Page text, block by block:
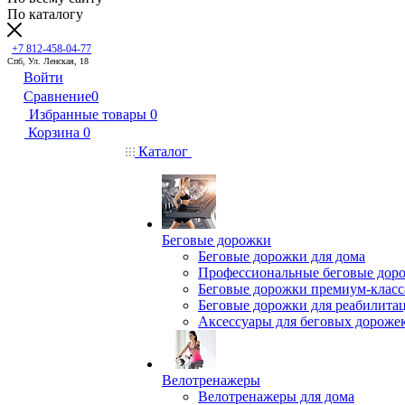
По каталогу
+7 812-458-04-77
Спб, Ул. Ленская, 18
Войти
Сравнение0
Избранные товары 0
Корзина 0
Каталог
Беговые дорожки
Беговые дорожки для дома
Профессиональные беговые
Беговые дорожки премиум-
Беговые дорожки для
Аксессуары для беговых
Велотренажеры
Велотренажеры для дома